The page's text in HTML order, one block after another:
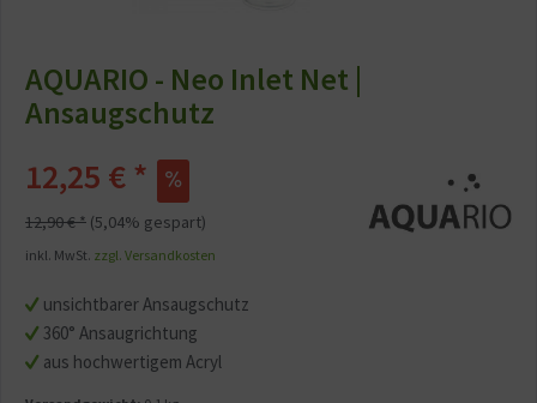
AQUARIO - Neo Inlet Net |
Ansaugschutz
unsichtbarer Ansaugschutz
360° Ansaugrichtung
aus hochwertigem Acryl
12,25 € *
12,90 € * (5,04% gespart)
inkl. MwSt. zzgl. Versandkosten